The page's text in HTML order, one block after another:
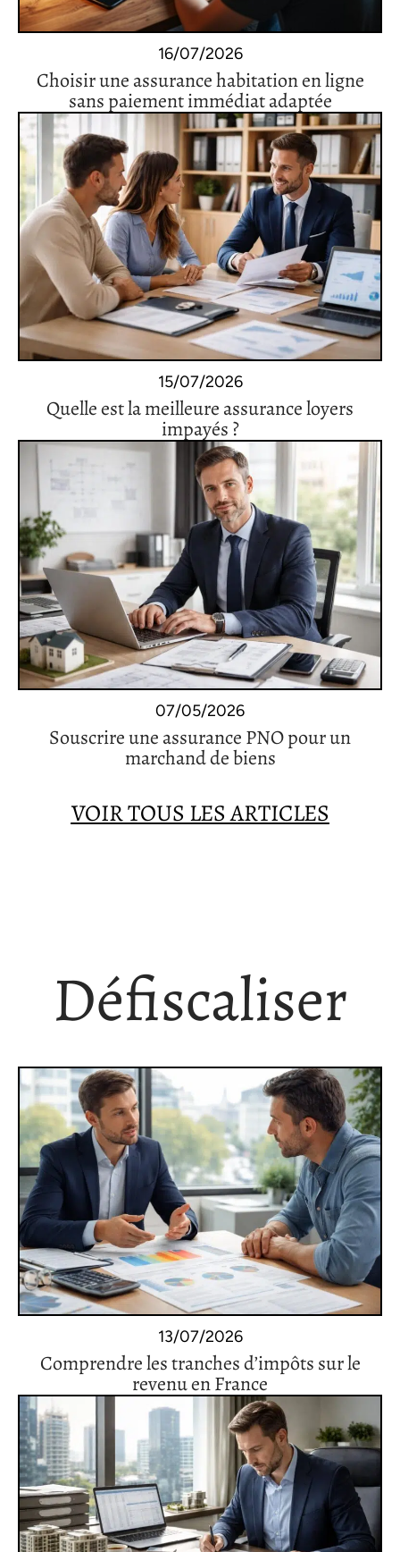
16/07/2026
Choisir une assurance habitation en ligne
sans paiement immédiat adaptée
15/07/2026
Quelle est la meilleure assurance loyers
impayés ?
07/05/2026
Souscrire une assurance PNO pour un
marchand de biens
VOIR TOUS LES ARTICLES
Défiscaliser
13/07/2026
Comprendre les tranches d’impôts sur le
revenu en France